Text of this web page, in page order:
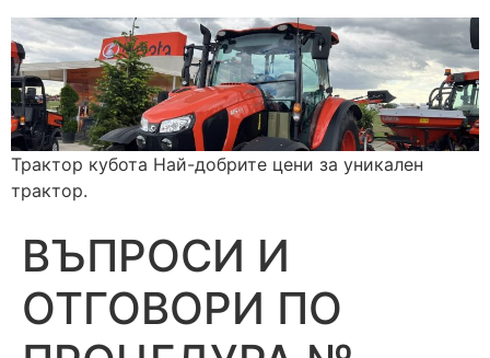
Трактор кубота Най-добрите цени за уникален
трактор.
ВЪПРОСИ И
ОТГОВОРИ ПО